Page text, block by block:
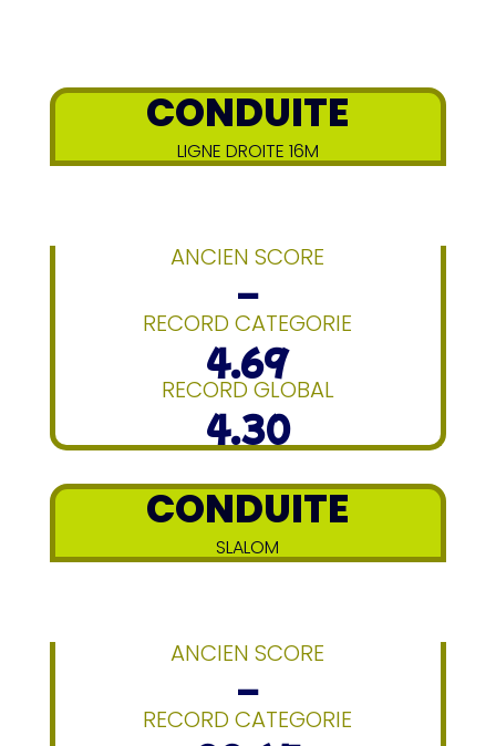
CONDUITE
LIGNE DROITE 16M
ANCIEN SCORE
–
RECORD CATEGORIE
4.69
RECORD GLOBAL
4.30
CONDUITE
SLALOM
ANCIEN SCORE
–
RECORD CATEGORIE